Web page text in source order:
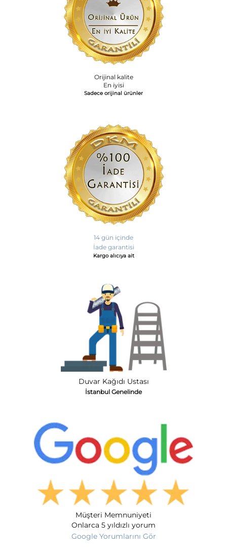
Orijinal kalite
En iyisi
Sadece orijinal ürünler
14 gün içinde
İade garantisi
Kargo alıcıya ait
Duvar Kağıdı Ustası
İstanbul Genelinde
Müşteri Memnuniyeti
Onlarca 5 yıldızlı yorum
Google Yorumlarını Gör